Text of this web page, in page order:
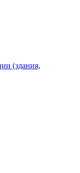
(здания,